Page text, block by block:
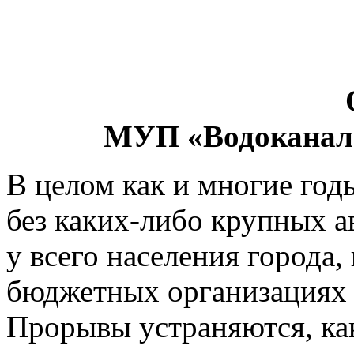
МУП
В целом как и многие
без каких-либо крупных
у всего населения
бюджетных организациях
Прорывы устраняются,